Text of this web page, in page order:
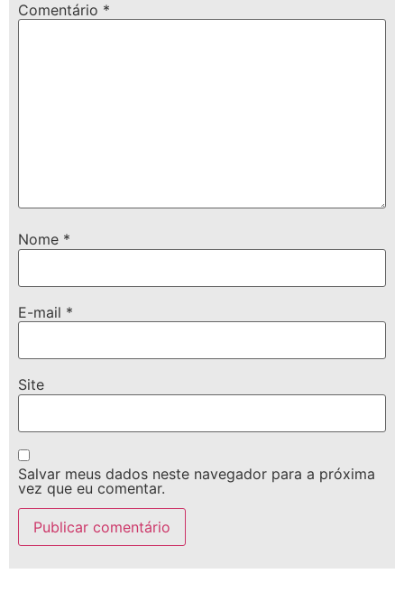
Comentário *
Nome *
E-mail *
Site
Salvar meus dados neste navegador para a próxima
vez que eu comentar.